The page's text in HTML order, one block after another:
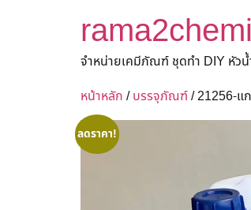
จำหน่ายเคมีภัณฑ์ ชุดทำ DIY หัว
หน้าหลัก /บรรจุภัณฑ์/ 21256-แ
ลดราคา!